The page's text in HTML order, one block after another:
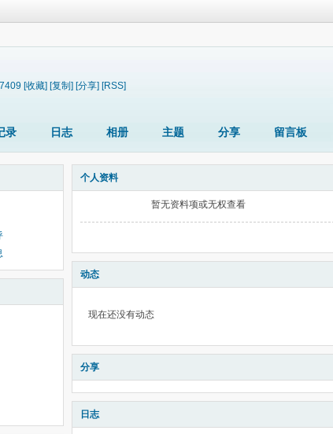
[收藏] [复制] [分享] [RSS]
录 日志 相册 主题 分享 留言板
个人资料
暂无资料项或无权查看
动态
现在还没有动态
分享
日志